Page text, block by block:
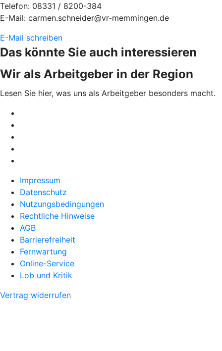
Telefon: 08331 / 8200-384
E-Mail: carmen.schneider@vr-memmingen.de
E-Mail schreiben
Das könnte Sie auch interessieren
Wir als Arbeitgeber in der Region
Lesen Sie hier, was uns als Arbeitgeber besonders macht.
Impressum
Datenschutz
Nutzungsbedingungen
Rechtliche Hinweise
AGB
Barrierefreiheit
Fernwartung
Online-Service
Lob und Kritik
Vertrag widerrufen